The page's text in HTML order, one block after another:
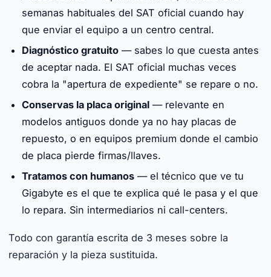
semanas habituales del SAT oficial cuando hay
que enviar el equipo a un centro central.
Diagnóstico gratuito — sabes lo que cuesta antes
de aceptar nada. El SAT oficial muchas veces
cobra la "apertura de expediente" se repare o no.
Conservas la placa original — relevante en
modelos antiguos donde ya no hay placas de
repuesto, o en equipos premium donde el cambio
de placa pierde firmas/llaves.
Tratamos con humanos — el técnico que ve tu
Gigabyte es el que te explica qué le pasa y el que
lo repara. Sin intermediarios ni call-centers.
Todo con garantía escrita de 3 meses sobre la
reparación y la pieza sustituida.